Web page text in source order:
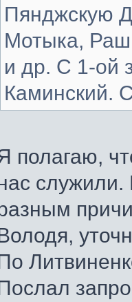
Пянджскую
Мотыка,
и др. С 1-ой
Каминский.
полагаю,
служили.